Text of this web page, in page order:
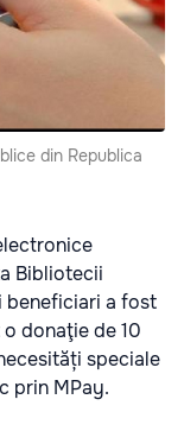
din Republica
Bibliotecii
beneficiari a fost
donaţie de 10
speciale
prin MPay.